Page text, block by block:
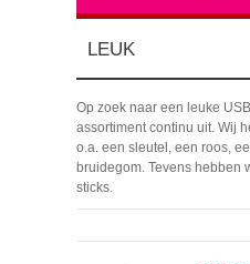
LEUK
Op zoek naar een leuke
assortiment continu uit. Wij
o.a. een sleutel, een roos,
bruidegom. Tevens hebben
sticks.